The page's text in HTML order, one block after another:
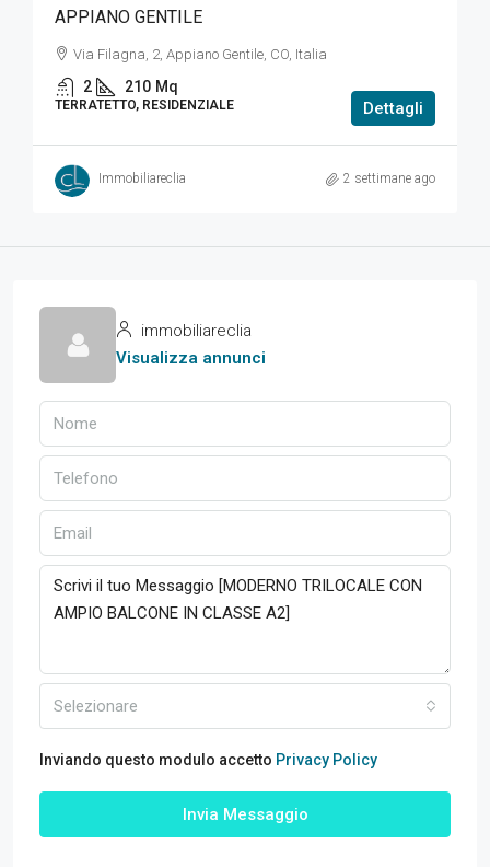
APPIANO GENTILE
Via Filagna, 2, Appiano Gentile, CO, Italia
2 210 Mq
TERRATETTO, RESIDENZIALE Dettagli
Immobiliareclia 2 settimane ago
immobiliareclia
Visualizza annunci
Selezionare
Inviando questo modulo accetto Privacy Policy
Invia Messaggio